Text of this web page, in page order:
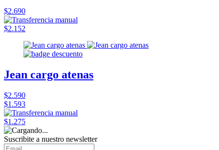
$2.690
$2.152
Jean cargo atenas
$2.590
$1.593
$1.275
Suscribite a nuestro newsletter